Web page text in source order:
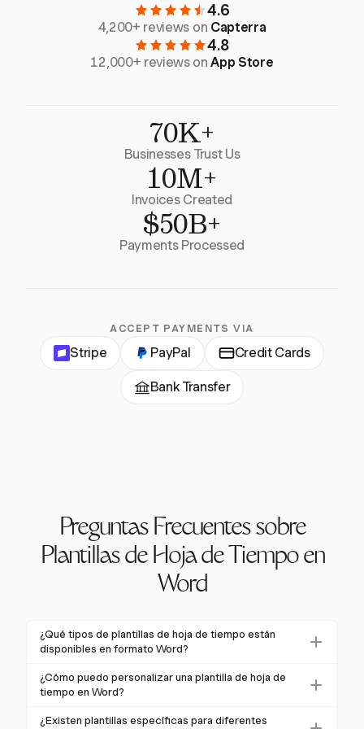
4.6
4,200+ reviews on Capterra
4.8
12,000+ reviews onApp Store
70K+
Businesses Trust Us
10M+
Invoices Created
$50B+
Payments Processed
ACCEPT PAYMENTS VIA
Stripe PayPal Credit Cards
Bank Transfer
Preguntas Frecuentes sobre
Plantillas de Hoja de Tiempo en
Word
¿Qué tipos de plantillas de hoja de tiempo están
disponibles en formato Word?
Las plantillas de hoja de tiempo en Word vienen en
varios formatos adecuados para diferentes
diarios, semanales, quincenales y mensuales. Se
¿Cómo puedo personalizar una plantilla de hoja de
tiempo en Word?
Personalizar una plantilla de hoja de tiempo en Word
¿Existen plantillas específicas para diferentes